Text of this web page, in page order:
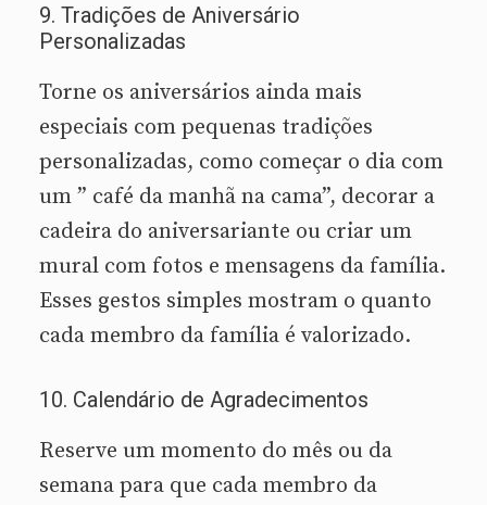
9. Tradições de Aniversário
Personalizadas
Torne os aniversários ainda mais
especiais com pequenas tradições
personalizadas, como começar o dia com
um ” café da manhã na cama”, decorar a
cadeira do aniversariante ou criar um
mural com fotos e mensagens da família.
Esses gestos simples mostram o quanto
cada membro da família é valorizado.
10. Calendário de Agradecimentos
Reserve um momento do mês ou da
semana para que cada membro da